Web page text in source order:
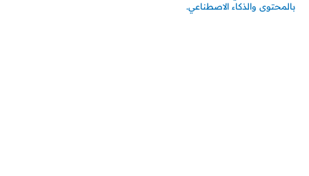
بالمحتوى والذكاء الاصطناعي.